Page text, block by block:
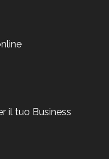
il tuo Business